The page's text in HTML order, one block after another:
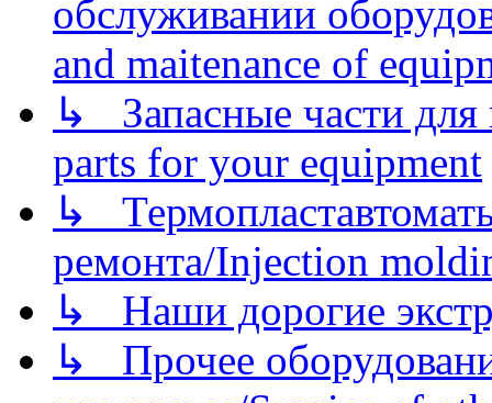
обслуживании
and maitenance of
↳ Запасные части для
parts for your equipment
↳
ремонта/Injection
↳ Наши дорогие
↳ Прочее